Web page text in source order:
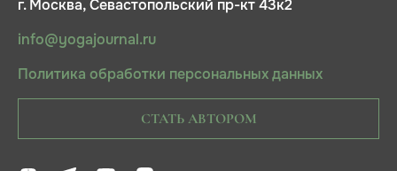
г. Москва, Севастопольский пр-кт 43к2
info@yogajournal.ru
Политика обработки персональных данных
СТАТЬ АВТОРОМ